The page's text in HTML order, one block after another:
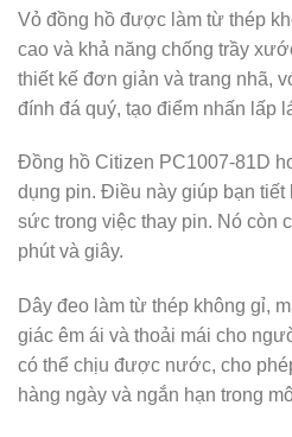
Vỏ đồng hồ được làm từ thép
cao và khả năng chống trầy
thiết kế đơn giản và trang nhã,
đính đá quý, tạo điểm nhấn lấp
Đồng hồ Citizen PC1007-81D
dụng pin. Điều này giúp bạn tiết
sức trong việc thay pin. Nó còn
phút và giây.
Dây đeo làm từ thép không gỉ,
giác êm ái và thoải mái cho
có thể chịu được nước, cho
hàng ngày và ngắn hạn trong